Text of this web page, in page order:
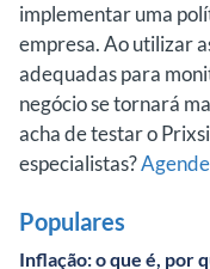
implementar uma
empresa. Ao utilizar
adequadas para
negócio se tornará
acha de testar o
especialistas?
Populares
Inflação: o que é, por